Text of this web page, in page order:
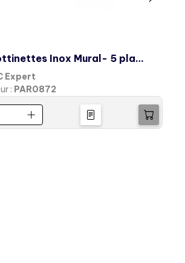
Range-trottinettes Inox Mural- 5 places
Expert
: PAR0872